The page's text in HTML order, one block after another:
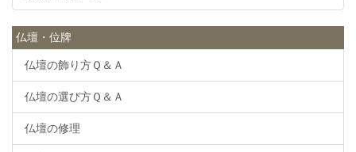
仏壇・位牌
仏壇の飾り方Ｑ＆Ａ
仏壇の選び方Ｑ＆Ａ
仏壇の修理